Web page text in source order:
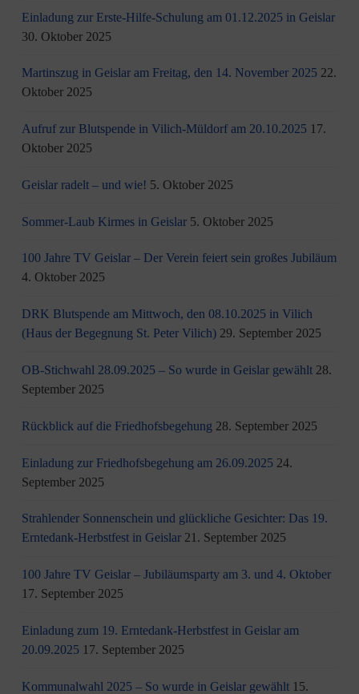
Einladung zur Erste-Hilfe-Schulung am 01.12.2025 in Geislar
30. Oktober 2025
Martinszug in Geislar am Freitag, den 14. November 2025 22.
Oktober 2025
Aufruf zur Blutspende in Vilich-Müldorf am 20.10.2025 17.
Oktober 2025
Geislar radelt – und wie! 5. Oktober 2025
Sommer-Laub Kirmes in Geislar 5. Oktober 2025
100 Jahre TV Geislar – Der Verein feiert sein großes Jubiläum
4. Oktober 2025
DRK Blutspende am Mittwoch, den 08.10.2025 in Vilich
(Haus der Begegnung St. Peter Vilich) 29. September 2025
OB-Stichwahl 28.09.2025 – So wurde in Geislar gewählt 28.
September 2025
Rückblick auf die Friedhofsbegehung 28. September 2025
Einladung zur Friedhofsbegehung am 26.09.2025 24.
September 2025
Strahlender Sonnenschein und glückliche Gesichter: Das 19.
Erntedank-Herbstfest in Geislar 21. September 2025
100 Jahre TV Geislar – Jubiläumsparty am 3. und 4. Oktober
17. September 2025
Einladung zum 19. Erntedank-Herbstfest in Geislar am
20.09.2025 17. September 2025
Kommunalwahl 2025 – So wurde in Geislar gewählt 15.